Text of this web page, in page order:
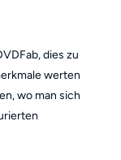
dies zu
werten
wo man sich